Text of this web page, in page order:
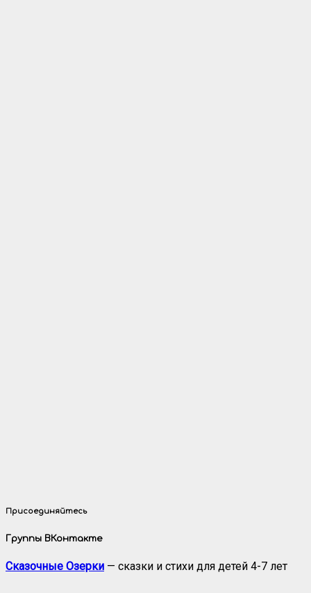
Присоединяйтесь
Группы ВКонтакте
Сказочные Озерки — сказки и стихи для детей 4-7 лет